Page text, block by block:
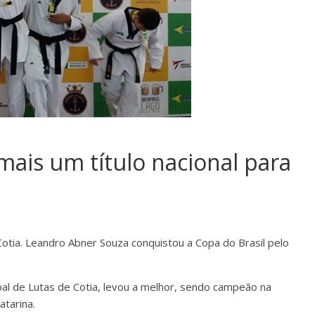
um título nacional para
Leandro Abner Souza conquistou a Copa do Brasil pelo
de Lutas de Cotia, levou a melhor, sendo campeão na